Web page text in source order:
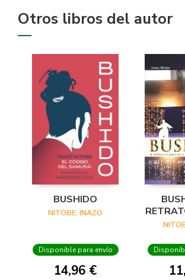
Otros libros del autor
BUSHIDO
NITOBE, INAZO
Disponible para envío
14,96 €
DE LA